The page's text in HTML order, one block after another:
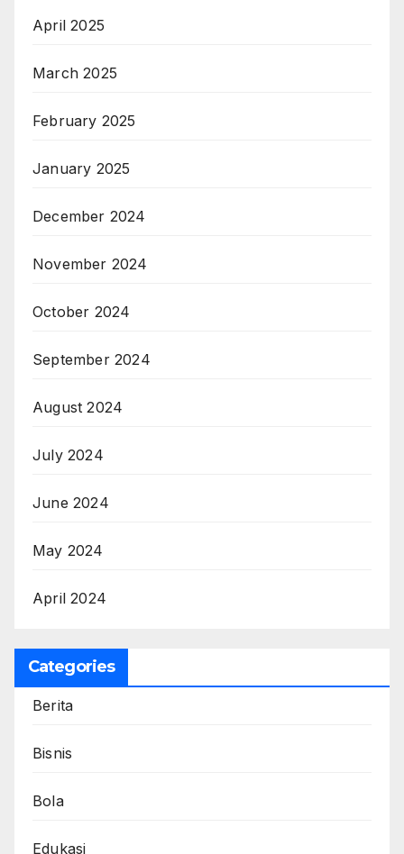
April 2025
March 2025
February 2025
January 2025
December 2024
November 2024
October 2024
September 2024
August 2024
July 2024
June 2024
May 2024
April 2024
Categories
Berita
Bisnis
Bola
Edukasi